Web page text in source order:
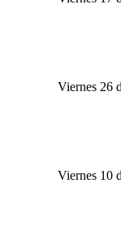
Viernes 26
Viernes 10